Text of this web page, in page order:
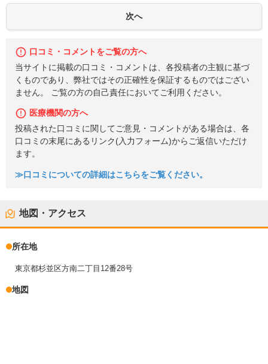
口コミ・コメントをご覧の方へ
当サイトに掲載の口コミ・コメントは、各投稿者の主観に基づ
くものであり、弊社ではその正確性を保証するものではござい
ません。 ご覧の方の自己責任においてご利用ください。
医療機関の方へ
投稿された口コミに関してご意見・コメントがある場合は、各
口コミの末尾にあるリンク(入力フォーム)からご返信いただけ
ます。
≫口コミについての詳細はこちらをご覧ください。
地図・アクセス
所在地
東京都杉並区方南二丁目12番28号
地図